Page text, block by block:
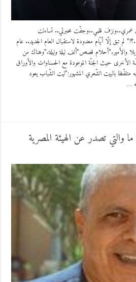
عمري..ونزف قلمي..وجفّت محبرتي.. تساءلت
لم تبق إلّا أيّام معدودة لاستقبال العام الجديد.. عام
والأمير.”أحلام قصص”ألف ليلة وليلة.”وهناك من
الأخرى حيث الجنّة الموعودة مع الحسناوات والأوراق
بالبيت الشّعري المشهور:”ليت الشّباب يعود
…
تصدر عن الهيئة المصرية